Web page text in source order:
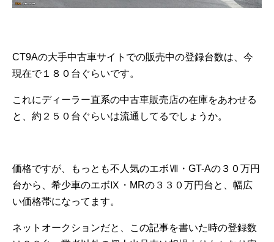
CT9Aの大手中古車サイトでの販売中の登録台数は、今
現在で１８０台ぐらいです。
これにディーラー直系の中古車販売店の在庫をあわせる
と、約２５０台ぐらいは流通してるでしょうか。
価格ですが、もっとも不人気のエボⅦ・GT-Aの３０万円
台から、希少車のエボⅨ・MRの３３０万円台と、幅広
い価格帯になってます。
ネットオークションだと、この記事を書いた時の登録数